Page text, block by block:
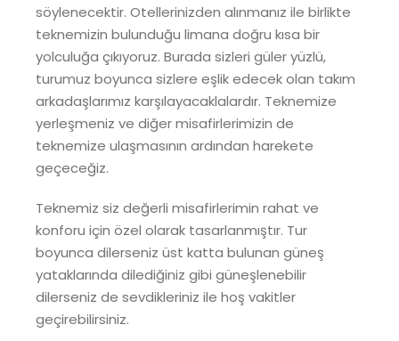
söylenecektir. Otellerinizden alınmanız ile birlikte
teknemizin bulunduğu limana doğru kısa bir
yolculuğa çıkıyoruz. Burada sizleri güler yüzlü,
turumuz boyunca sizlere eşlik edecek olan takım
arkadaşlarımız karşılayacaklalardır. Teknemize
yerleşmeniz ve diğer misafirlerimizin de
teknemize ulaşmasının ardından harekete
geçeceğiz.
Teknemiz siz değerli misafirlerimin rahat ve
konforu için özel olarak tasarlanmıştır. Tur
boyunca dilerseniz üst katta bulunan güneş
yataklarında dilediğiniz gibi güneşlenebilir
dilerseniz de sevdikleriniz ile hoş vakitler
geçirebilirsiniz.